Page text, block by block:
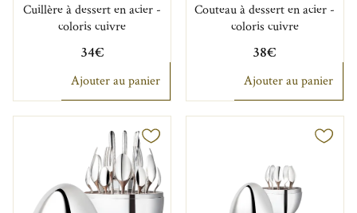
Cuillère à dessert en acier -
coloris cuivre
34€
Ajouter au panier
Couteau à dessert en acier -
coloris cuivre
38€
Ajouter au panier